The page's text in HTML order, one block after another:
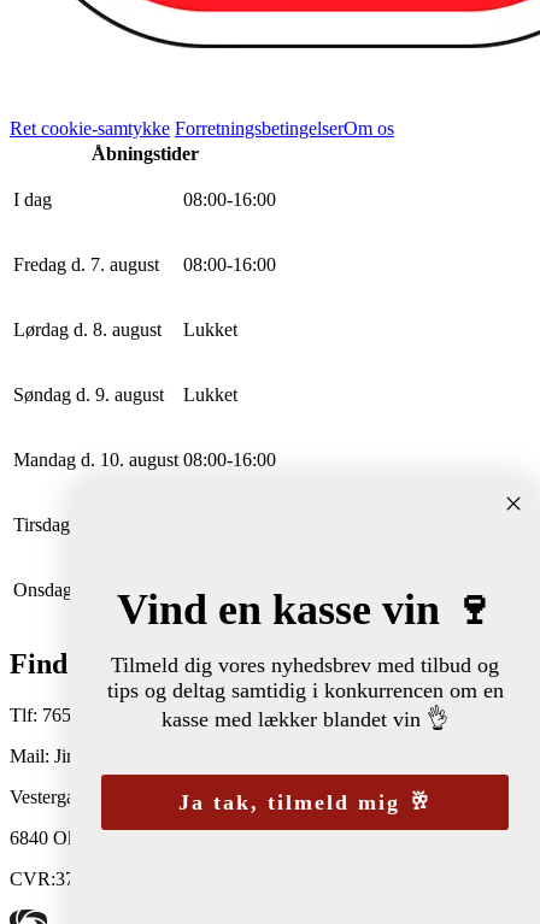
Ret cookie-samtykke ForretningsbetingelserOm os
Åbningstider
I dag 08:00-16:00
Fredag d. 7. august 08:00-16:00
Lørdag d. 8. august Lukket
Søndag d. 9. august Lukket
Mandag d. 10. august 08:00-16:00
Tirsdag d. 11. august
Onsdag d. 12. august 8: 0
Find os her
Tlf: 76541010
Mail: Jimmi.Thomsen@SuperBrugsen.dk
Vestergade 23
6840 Oksbøl
CVR:37954918
Vind en kasse vin 🍷
Tilmeld dig vores nyhedsbrev med tilbud og
tips og deltag samtidig i konkurrencen om en
kasse med lækker blandet vin 👌
Ja tak, tilmeld mig 🥂